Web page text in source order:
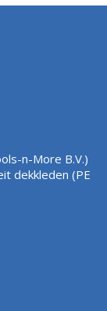
n-More B.V.)
dekkleden (PE